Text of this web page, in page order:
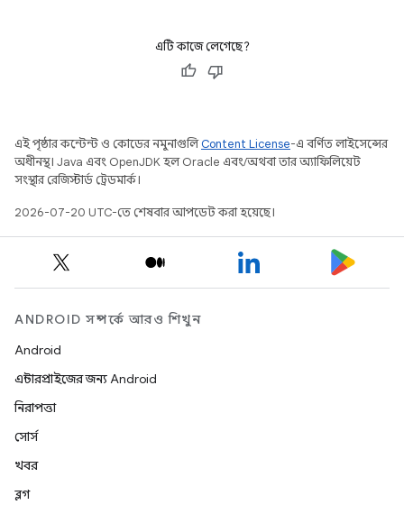
এটি কাজে লেগেছে?
এই পৃষ্ঠার কন্টেন্ট ও কোডের নমুনাগুলিContent License-এ বর্ণিত লাইসেন্সের
অধীনস্থ। Java এবং OpenJDK হল Oracle এবং/অথবা তার অ্যাফিলিয়েট
সংস্থার রেজিস্টার্ড ট্রেডমার্ক।
2026-07-20 UTC-তে শেষবার আপডেট করা হয়েছে।
ANDROID সম্পর্কে আরও শিখুন
Android
এন্টারপ্রাইজের জন্য Android
নিরাপত্তা
সোর্স
খবর
ব্লগ